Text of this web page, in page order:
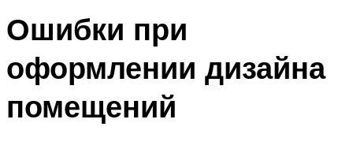
Ошибки при
оформлении дизайна
помещений